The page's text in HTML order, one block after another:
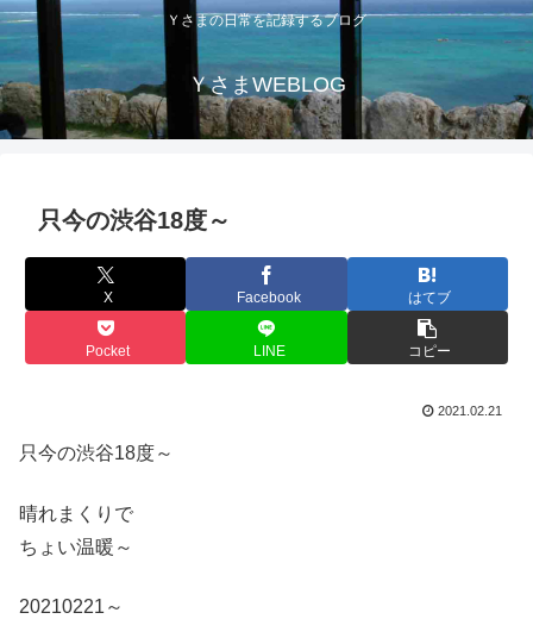
Ｙさまの日常を記録するブログ
ＹさまWEBLOG
只今の渋谷18度～
X Facebook はてブ
Pocket LINE コピー
2021.02.21
只今の渋谷18度～
晴れまくりで
ちょい温暖～
20210221～